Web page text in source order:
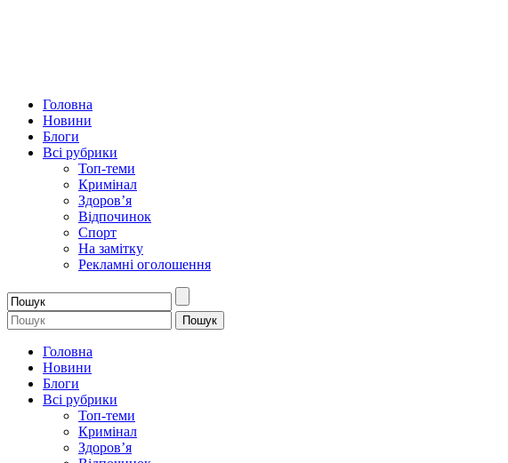
Головна
Новини
Блоги
Всі рубрики
Топ-теми
Кримінал
Здоров’я
Відпочинок
Спорт
На замітку
Рекламні оголошення
Головна
Новини
Блоги
Всі рубрики
Топ-теми
Кримінал
Здоров’я